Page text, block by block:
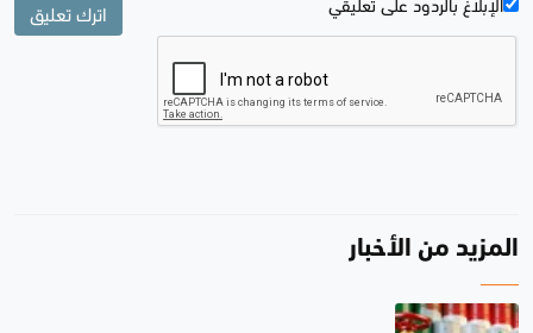
اترك تعليق
المزيد من الأخبار